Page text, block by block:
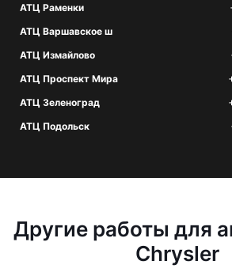
АТЦ Раменки
АТЦ Варшавское ш
АТЦ Измайлово
АТЦ Проспект Мира
АТЦ Зеленоград
АТЦ Подольск
Другие работы для
Chrysler